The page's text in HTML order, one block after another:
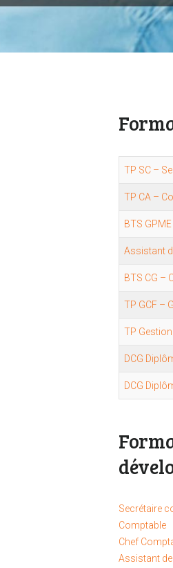
TP SC –
TP CA –
BTS
Assistant
BTS CG –
TP GCF –
TP
DCG
DCG
Secrétaire
Comptable
Chef
Assistant